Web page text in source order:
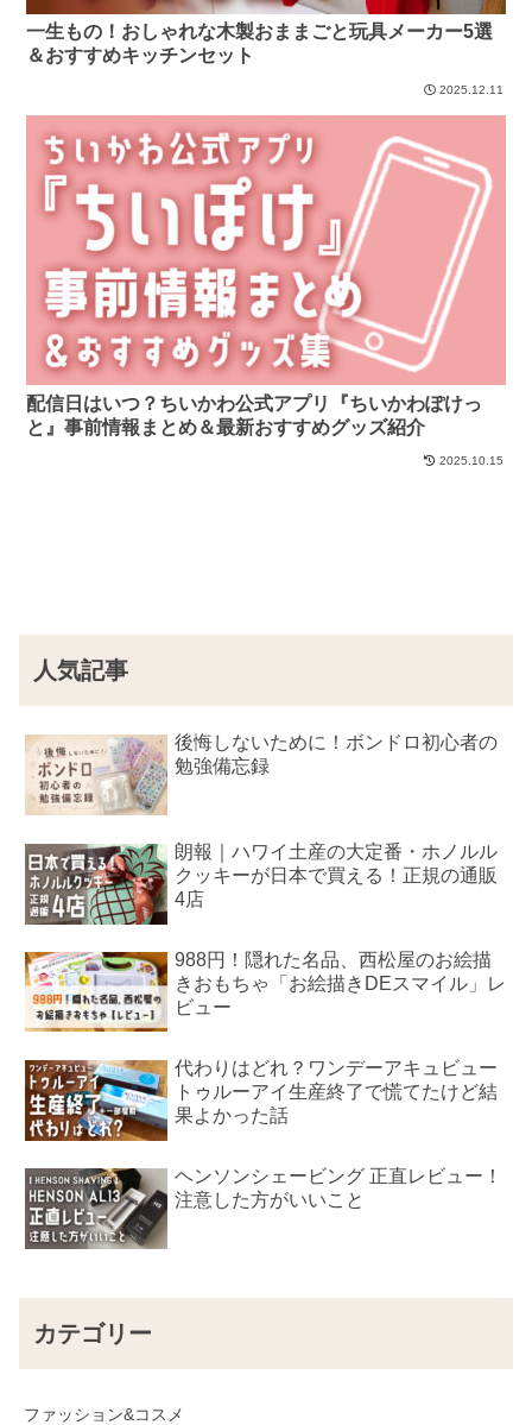
一生もの！おしゃれな木製おままごと玩具メーカー5選
＆おすすめキッチンセット
2025.12.11
配信日はいつ？ちいかわ公式アプリ『ちいかわぽけっ
と』事前情報まとめ＆最新おすすめグッズ紹介
2025.10.15
人気記事
後悔しないために！ボンドロ初心者の
勉強備忘録
朗報｜ハワイ土産の大定番・ホノルル
クッキーが日本で買える！正規の通販
4店
988円！隠れた名品、西松屋のお絵描
きおもちゃ「お絵描きDEスマイル」レ
ビュー
代わりはどれ？ワンデーアキュビュー
トゥルーアイ生産終了で慌てたけど結
果よかった話
ヘンソンシェービング 正直レビュー！
注意した方がいいこと
カテゴリー
ファッション&コスメ